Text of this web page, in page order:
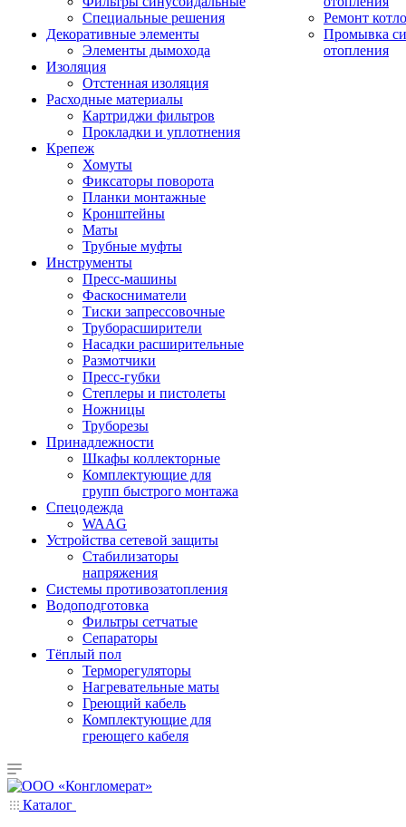
Специальные решения
Декоративные элементы
Элементы дымохода
Изоляция
Отстенная изоляция
Расходные материалы
Картриджи фильтров
Прокладки и уплотнения
Крепеж
Хомуты
Фиксаторы поворота
Планки монтажные
Кронштейны
Маты
Трубные муфты
Инструменты
Пресс-машины
Фаскосниматели
Тиски запрессовочные
Труборасширители
Насадки расширительные
Размотчики
Пресс-губки
Степлеры и пистолеты
Ножницы
Труборезы
Принадлежности
Шкафы коллекторные
Комплектующие для
групп быстрого монтажа
Спецодежда
WAAG
Устройства сетевой защиты
Стабилизаторы
напряжения
Системы противозатопления
Водоподготовка
Фильтры сетчатые
Сепараторы
Тёплый пол
Терморегуляторы
Нагревательные маты
Греющий кабель
Комплектующие для
греющего кабеля
Ремонт
Промывка
отопления
Каталог